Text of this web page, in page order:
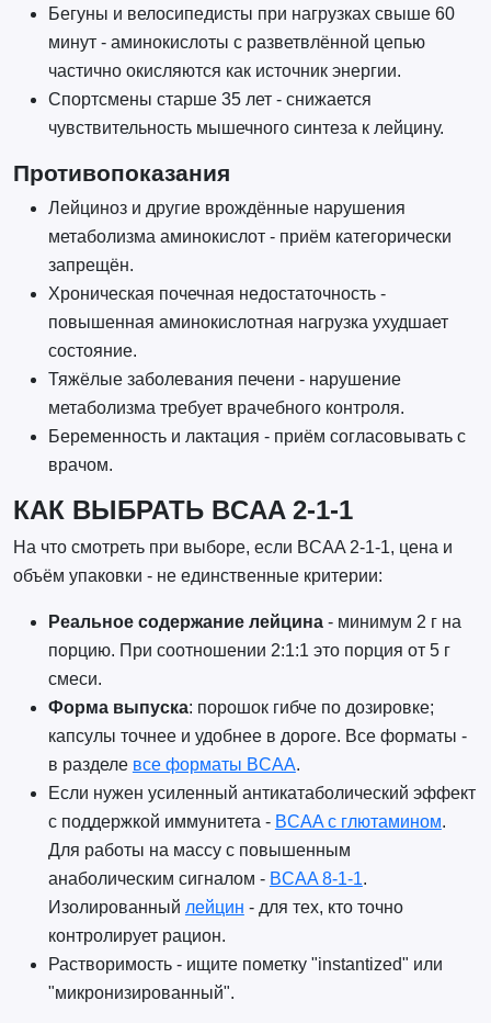
Бегуны и велосипедисты при нагрузках свыше 60
минут - аминокислоты с разветвлённой цепью
частично окисляются как источник энергии.
Спортсмены старше 35 лет - снижается
чувствительность мышечного синтеза к лейцину.
Противопоказания
Лейциноз и другие врождённые нарушения
метаболизма аминокислот - приём категорически
запрещён.
Хроническая почечная недостаточность -
повышенная аминокислотная нагрузка ухудшает
состояние.
Тяжёлые заболевания печени - нарушение
метаболизма требует врачебного контроля.
Беременность и лактация - приём согласовывать с
врачом.
КАК ВЫБРАТЬ BCAA 2-1-1
На что смотреть при выборе, если BCAA 2-1-1, цена и
объём упаковки - не единственные критерии:
Реальное содержание лейцина- минимум 2 г на
порцию. При соотношении 2:1:1 это порция от 5 г
смеси.
Форма выпуска: порошок гибче по дозировке;
капсулы точнее и удобнее в дороге. Все форматы -
в разделе все форматы BCAA.
Если нужен усиленный антикатаболический эффект
с поддержкой иммунитета - BCAA с глютамином.
Для работы на массу с повышенным
анаболическим сигналом - BCAA 8-1-1.
Изолированный лейцин - для тех, кто точно
контролирует рацион.
Растворимость - ищите пометку "instantized" или
"микронизированный".